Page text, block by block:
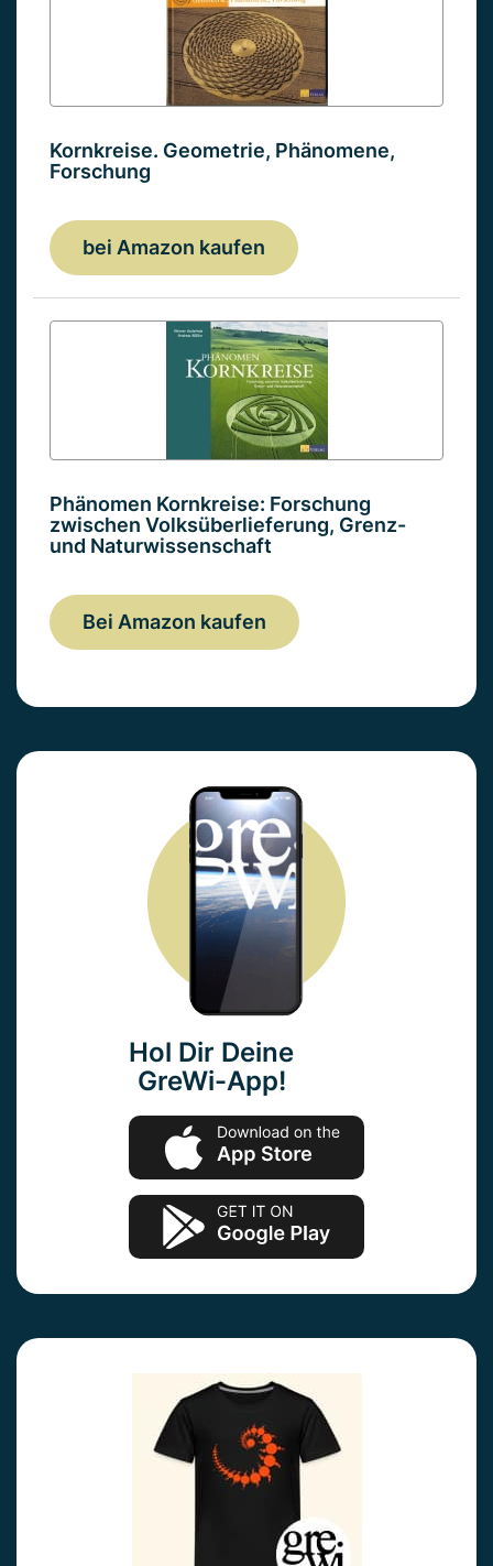
Kornkreise. Geometrie, Phänomene,
Forschung
bei Amazon kaufen
Phänomen Kornkreise: Forschung
zwischen Volksüberlieferung, Grenz-
und Naturwissenschaft
Bei Amazon kaufen
Hol Dir Deine
GreWi-App!